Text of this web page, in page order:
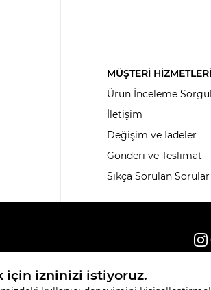
MÜŞTERİ HİZMETLERİ
Ürün İnceleme
İletişim
Değişim ve İadeler
Gönderi ve Teslimat
Sıkça Sorulan Sorular
© 2026, Tüm